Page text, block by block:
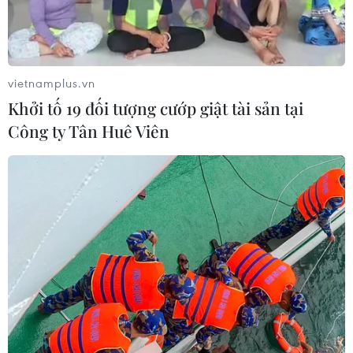
gắng trở thành một quốc gia số, thúc đẩy nền
kinh tế số đóng góp vào 30% tăng trưởng Tổng
sản phẩm quốc nội (GDP).
Trong bối cảnh đó, thế hệ trẻ, các bạn học sinh,
sinh viên chính là cây cầu kết nối tinh hoa của
thế giới với dân tộc Việt Nam bằng những giải
pháp công nghệ đột phá.
Bạn Nguyễn Thế Anh, Chủ tịch của UAVS-NSW,
cho biết cuộc thi UAVS Hackatrix 2021 sẽ giúp
ươm mầm những dự án tiềm năng, có thể áp
dụng cho thời kỳ công nghệ kinh tế đổi mới của
Việt Nam, đồng thời kết nối toàn thể cộng đồng
học sinh, sinh viên, các chuyên gia, doanh
nghiệp và các tổ chức chính phủ, tư nhân có
chuyên môn cao trong lĩnh vực công nghệ thông
vietnamplus.vn
Khởi tố 19 đối tượng cướp giật tài sản tại
Công ty Tân Huê Viên